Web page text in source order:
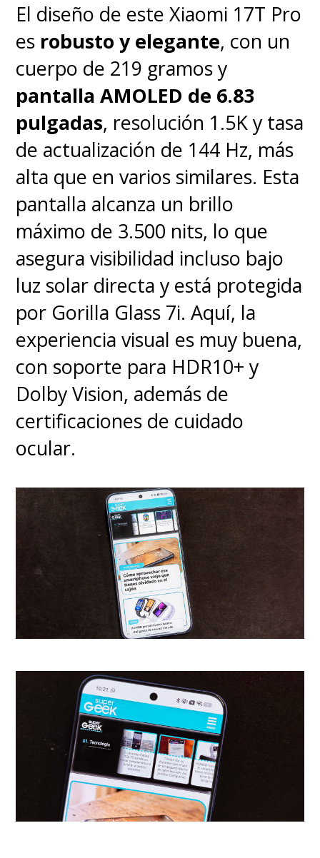
con Google ya quepuedes
descargar títulos desde la
Play Store, conectar tu mando
favorito por Bluetooth en
segundos y jugar sin latencia
perceptible.
Claro, la mayoría de los
adaptados son de un nivel de
requerimientos bien básico,
pasar un buen rato sin tener
que contar con una consola
. Y
ojo que
la mayoría pueden
jugarse solo con el control
remoto
, que responde muy bien
a esta función para la que no
fue creado.
Pasando al sonido, sabemos que
suele ser el punto débil de los
televisores planos, pero
experiencia auditiva en el U7
logra defendersecon mucha
El diseño de este Xiaomi 17T Pro
es robusto y elegante, con un
cuerpo de 219 gramos y
pantalla AMOLED de 6.83
pulgadas, resolución 1.5K y tasa
de actualización de 144 Hz, más
alta que en varios similares. Esta
pantalla alcanza un brillo
máximo de 3.500 nits, lo que
asegura visibilidad incluso bajo
luz solar directa y está protegida
por Gorilla Glass 7i. Aquí, la
experiencia visual es muy buena,
con soporte para HDR10+ y
Dolby Vision, además de
certificaciones de cuidado
ocular.